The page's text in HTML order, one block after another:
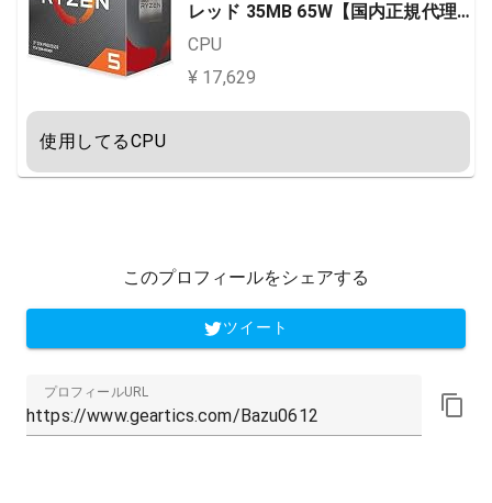
レッド 35MB 65W【国内正規代理
店品】 100-100000031BOX
CPU
¥ 17,629
使用してるCPU
このプロフィールをシェアする
ツイート
プロフィールURL